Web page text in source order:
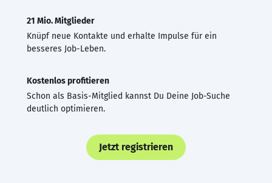
21 Mio. Mitglieder
Knüpf neue Kontakte und erhalte Impulse für ein
besseres Job-Leben.
Kostenlos profitieren
Schon als Basis-Mitglied kannst Du Deine Job-Suche
deutlich optimieren.
Jetzt registrieren